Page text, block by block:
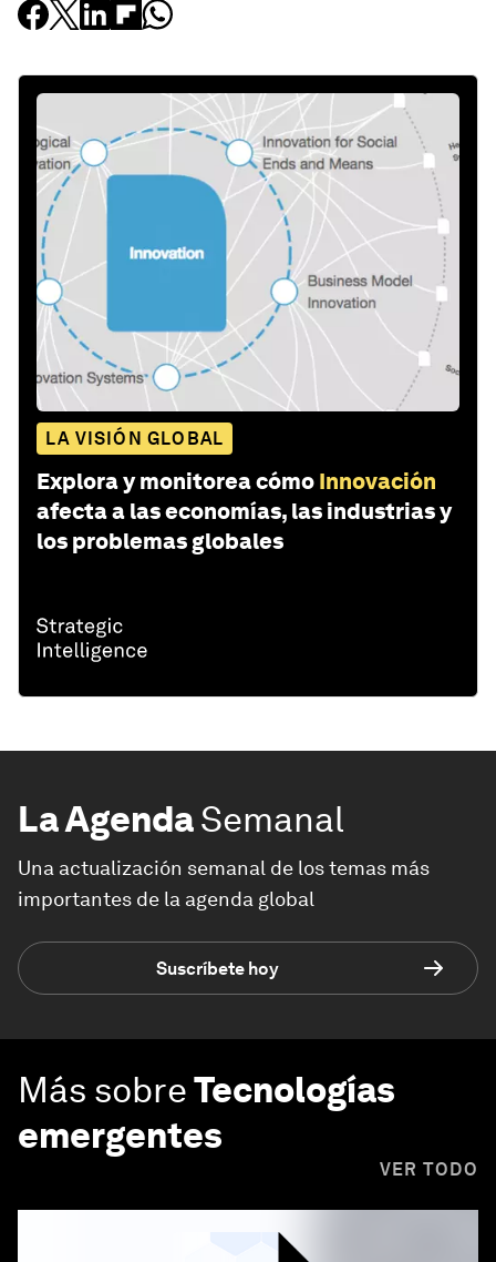
LA VISIÓN GLOBAL
Explora y monitorea cómo Innovación
afecta a las economías, las industrias y
los problemas globales
La AgendaSemanal
Una actualización semanal de los temas más
importantes de la agenda global
Suscríbete hoy
Más sobreTecnologías
emergentes
VER TODO